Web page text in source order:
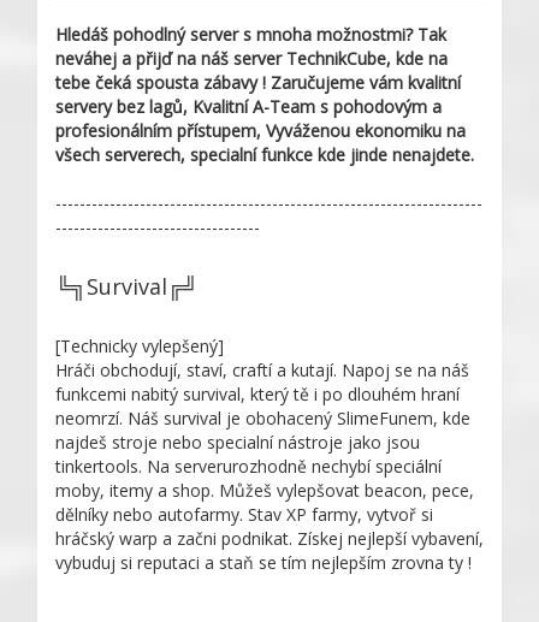
Hledáš pohodlný server s mnoha možnostmi? Tak
neváhej a přijď na náš server TechnikCube, kde na
tebe čeká spousta zábavy ! Zaručujeme vám kvalitní
servery bez lagů, Kvalitní A-Team s pohodovým a
profesionálním přístupem, Vyváženou ekonomiku na
všech serverech, specialní funkce kde jinde nenajdete.
-----------------------------------------------------------------------
----------------------------------
╚╗Survival╔╝
[Technicky vylepšený]
Hráči obchodují, staví, craftí a kutají. Napoj se na náš
funkcemi nabitý survival, který tě i po dlouhém hraní
neomrzí. Náš survival je obohacený SlimeFunem, kde
najdeš stroje nebo specialní nástroje jako jsou
tinkertools. Na serverurozhodně nechybí speciální
moby, itemy a shop. Můžeš vylepšovat beacon, pece,
dělníky nebo autofarmy. Stav XP farmy, vytvoř si
hráčský warp a začni podnikat. Získej nejlepší vybavení,
vybuduj si reputaci a staň se tím nejlepším zrovna ty !